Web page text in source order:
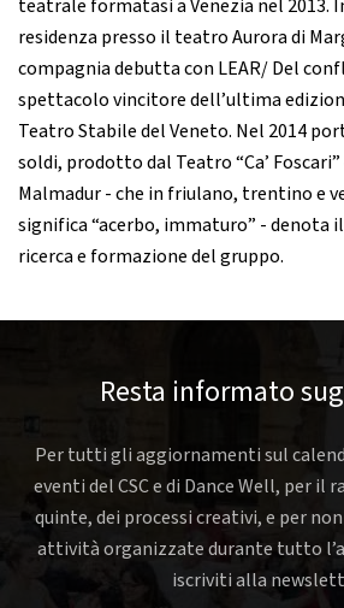
teatrale formatasi a Venezia nel 2013.
residenza presso il teatro Aurora di
compagnia debutta con LEAR/ Del
spettacolo vincitore dell’ultima
Teatro Stabile del Veneto. Nel 2014
soldi, prodotto dal Teatro “Ca’
Malmadur - che in friulano, trentino e
significa “acerbo, immaturo” - denota
ricerca e formazione del gruppo.
Resta informato
Per tutti gli aggiornamenti sul
eventi del CSC e di Dance Well, per il
quinte, dei processi creativi, e per
attività organizzate durante tutto
iscriviti alla